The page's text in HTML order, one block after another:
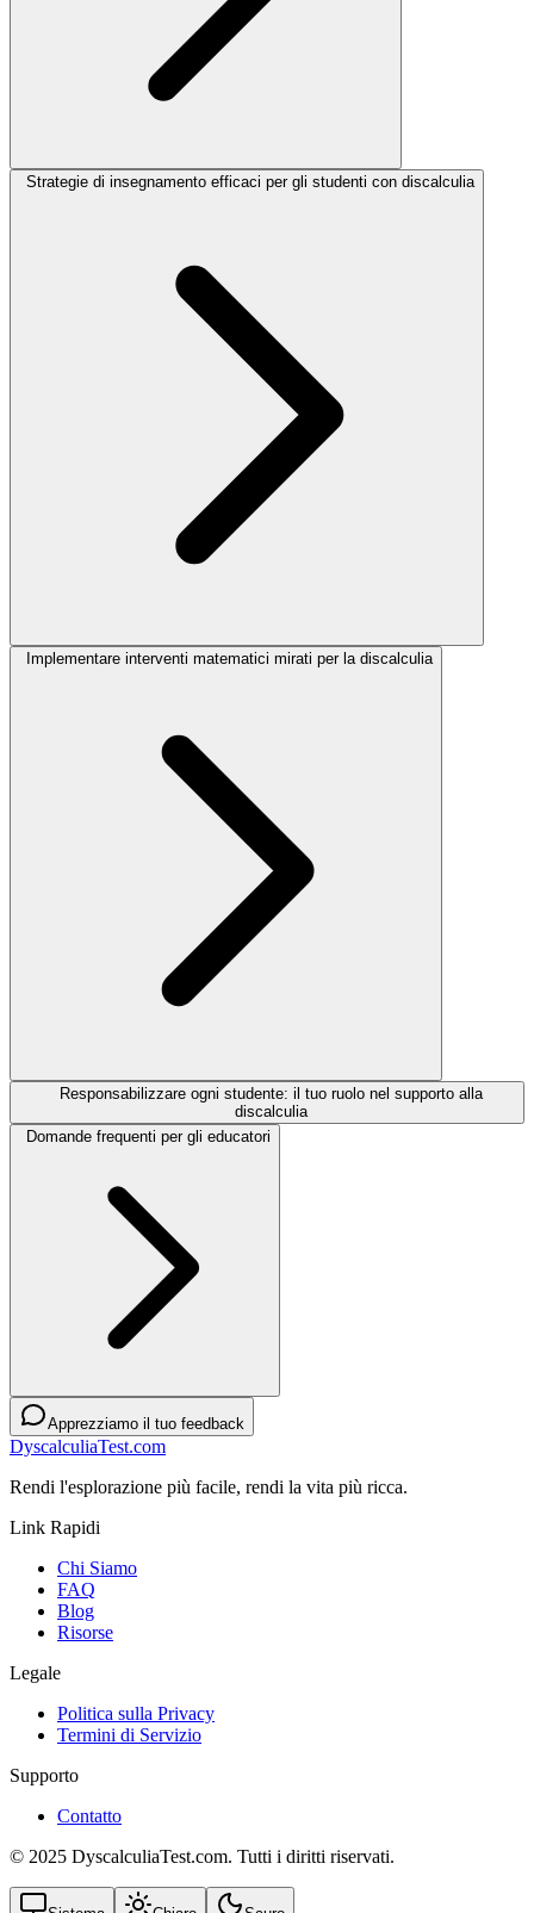
Strategie di insegnamento efficaci per gli studenti con discalculia
Implementare interventi matematici mirati per la discalculia
Responsabilizzare ogni studente: il tuo ruolo nel supporto alla
discalculia
Domande frequenti per gli educatori
Apprezziamo il tuo feedback
DyscalculiaTest.com
Rendi l'esplorazione più facile, rendi la vita più ricca.
Link Rapidi
Chi Siamo
FAQ
Blog
Risorse
Legale
Politica sulla Privacy
Termini di Servizio
Supporto
Contatto
© 2025 DyscalculiaTest.com. Tutti i diritti riservati.